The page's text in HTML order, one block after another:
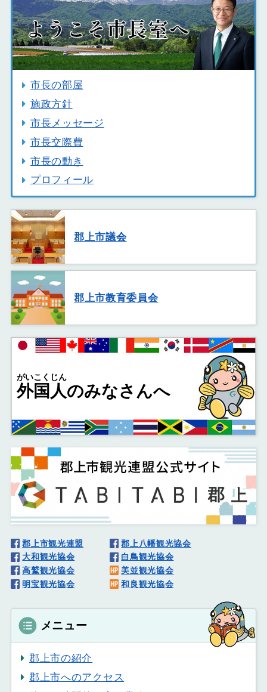
市長の部屋
施政方針
市長メッセージ
市長交際費
市長の動き
プロフィール
郡上市議会
郡上市教育委員会
外国人
がいこくじん
のみなさんへ
郡上市観光連盟
郡上八幡観光協会
大和観光協会
白鳥観光協会
高鷲観光協会
美並観光協会
明宝観光協会
和良観光協会
メニュー
郡上市の紹介
郡上市へのアクセス